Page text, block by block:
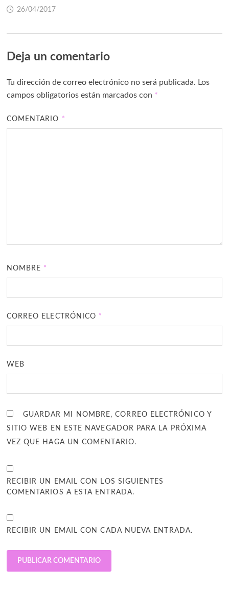
26/04/2017
Deja un comentario
Tu dirección de correo electrónico no será publicada. Los
campos obligatorios están marcados con *
COMENTARIO *
NOMBRE *
CORREO ELECTRÓNICO *
WEB
GUARDAR MI NOMBRE, CORREO ELECTRÓNICO Y
SITIO WEB EN ESTE NAVEGADOR PARA LA PRÓXIMA
VEZ QUE HAGA UN COMENTARIO.
RECIBIR UN EMAIL CON LOS SIGUIENTES
COMENTARIOS A ESTA ENTRADA.
RECIBIR UN EMAIL CON CADA NUEVA ENTRADA.